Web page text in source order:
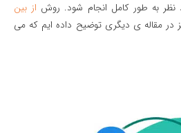
به طور کامل انجام شود. روش از بین
در مقاله ی دیگری توضیح داده ایم که می